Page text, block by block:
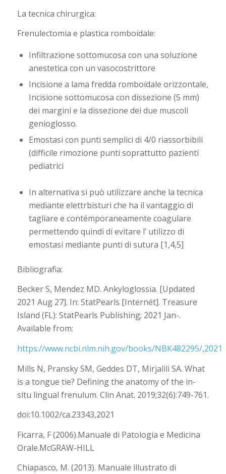
La tecnica chirurgica:
Frenulectomia e plastica romboidale:
Infiltrazione sottomucosa con una soluzione
anestetica con un vasocostrittore
Incisione a lama fredda romboidale orizzontale,
Incisione sottomucosa con dissezione (5 mm)
dei margini e la dissezione dei due muscoli
genioglosso.
Emostasi con punti semplici di 4/0 riassorbibili
(difficile rimozione punti soprattutto pazienti
pediatrici
In alternativa si può utilizzare anche la tecnica
mediante elettrbisturi che ha il vantaggio di
tagliare e contémporaneamente coagulare
permettendo quindi di evitare l’ utilizzo di
emostasi mediante punti di sutura [1,4,5]
Bibliografia:
Becker S, Mendez MD. Ankyloglossia. [Updated
2021 Aug 27]. In: StatPearls [Internét]. Treasure
Island (FL): StatPearls Publishing; 2021 Jan-.
Available from:
https://www.ncbi.nlm.nih.gov/books/NBK482295/,2021
Mills N, Pransky SM, Geddes DT, Mirjalili SA. What
is a tongue tie? Defining the anatomy of the in-
situ lingual frenulum. Clin Anat. 2019;32(6):749-761.
doi:10.1002/ca.23343,2021
Ficarra, F (2006).Manuale di Patologia e Medicina
Orale.McGRAW-HILL
Chiapasco, M. (2013). Manuale illustrato di